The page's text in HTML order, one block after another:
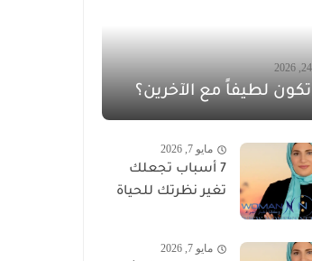
لطيفاً مع الآخرين؟
مايو 7, 2026
7 أسباب تجعلك
تغير نظرتك للحياة
مايو 7, 2026